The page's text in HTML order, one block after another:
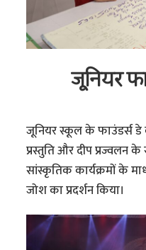
जूनियर
जूनियर स्कूल के फाउंडर्स डे
प्रस्तुति और दीप प्रज्वलन
सांस्कृतिक कार्यक्रमों के
जोश का प्रदर्शन किया।